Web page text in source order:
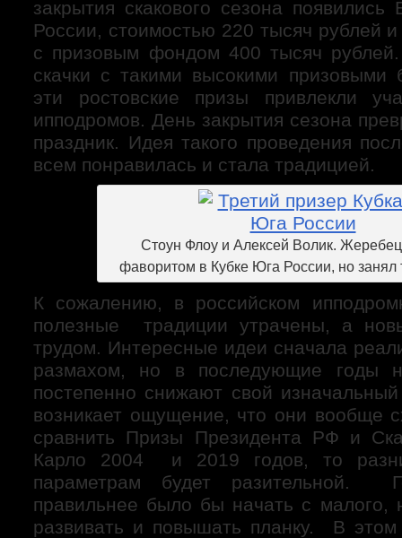
закрытия скакового сезона
России, стоимостью 220 тысяч рублей
с призовым фондом 400 тысяч
скачки с такими высокими призовыми
эти ростовские призы привлекли
ипподромов. День закрытия сезона
праздник. Идея такого проведения
всем понравилась и стала традицией.
Стоун Флоу и Алексей Волик. Жеребец
фаворитом в Кубке Юга России, но занял
К сожалению, в российском
полезные традиции утрачены, а
трудом. Интересные идеи сначала
размахом, но в последующие годы
постепенно снижают свой
возникает ощущение, что они вообще
сравнить Призы Президента РФ и
Карло 2004 и 2019 годов, то
параметрам будет разительной.
правильнее было бы начать с малого,
развивать и повышать планку. В